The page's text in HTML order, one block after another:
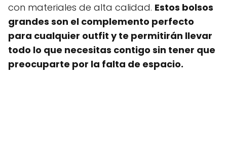
con materiales de alta calidad. Estos bolsos
grandes son el complemento perfecto
para cualquier outfit y te permitirán llevar
todo lo que necesitas contigo sin tener que
preocuparte por la falta de espacio.